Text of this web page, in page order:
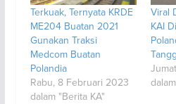
Terkuak, Ternyata KRDE
ME204 Buatan 2021
Gunakan Traksi
Medcom Buatan
Polandia
Rabu, 8 Februari 2023
dalam "Berita KA"
Viral
KAI